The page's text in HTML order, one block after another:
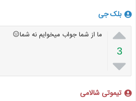
بلک جی

3

ما از شما جواب میخوایم نه شما😑
تیموتی شالامی